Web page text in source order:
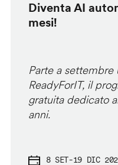
Diventa AI
mesi!
Parte a settembre
ReadyForIT, il
gratuita dedicato
anni.
8 SET-19 DIC